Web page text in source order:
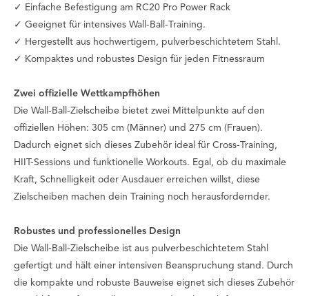
✓ Einfache Befestigung am RC20 Pro Power Rack
✓ Geeignet für intensives Wall-Ball-Training.
✓ Hergestellt aus hochwertigem, pulverbeschichtetem Stahl.
✓ Kompaktes und robustes Design für jeden Fitnessraum
Zwei offizielle Wettkampfhöhen
Die Wall-Ball-Zielscheibe bietet zwei Mittelpunkte auf den
offiziellen Höhen: 305 cm (Männer) und 275 cm (Frauen).
Dadurch eignet sich dieses Zubehör ideal für Cross-Training,
HIIT-Sessions und funktionelle Workouts. Egal, ob du maximale
Kraft, Schnelligkeit oder Ausdauer erreichen willst, diese
Zielscheiben machen dein Training noch herausfordernder.
Robustes und professionelles Design
Die Wall-Ball-Zielscheibe ist aus pulverbeschichtetem Stahl
gefertigt und hält einer intensiven Beanspruchung stand. Durch
die kompakte und robuste Bauweise eignet sich dieses Zubehör